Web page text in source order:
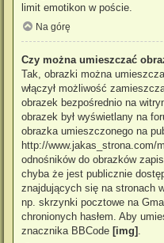
limit emotikon w poście.
Na górę
Czy można umieszczać
Tak, obrazki można
włączył możliwość
obrazek bezpośrednio na
obrazek był wyświetlany na
obrazka umieszczonego na
http://www.jakas_strona.com/
odnośników do obrazków
chyba że jest publicznie
znajdujących się na stronach
np. skrzynki pocztowe na
chronionych hasłem. Aby
znacznika BBCode [img]